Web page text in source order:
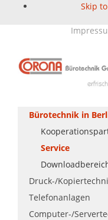
Skip
Bürotechnik in
Service
Druck-/
Telefonanlagen
Computer-/